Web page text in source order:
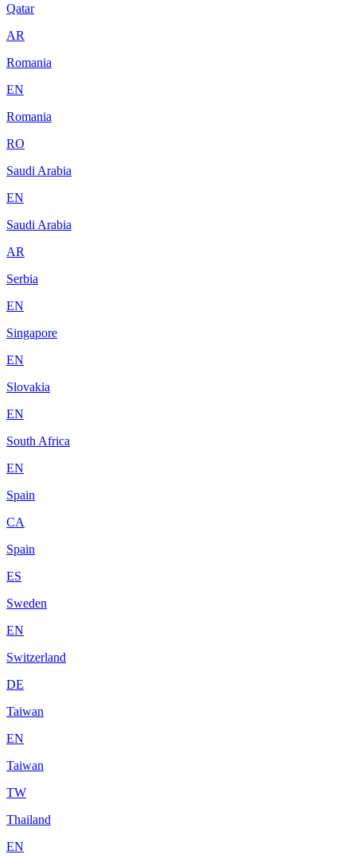
Qatar
AR
Romania
EN
Romania
RO
Saudi Arabia
EN
Saudi Arabia
AR
Serbia
EN
Singapore
EN
Slovakia
EN
South Africa
EN
Spain
CA
Spain
ES
Sweden
EN
Switzerland
DE
Taiwan
EN
Taiwan
TW
Thailand
EN